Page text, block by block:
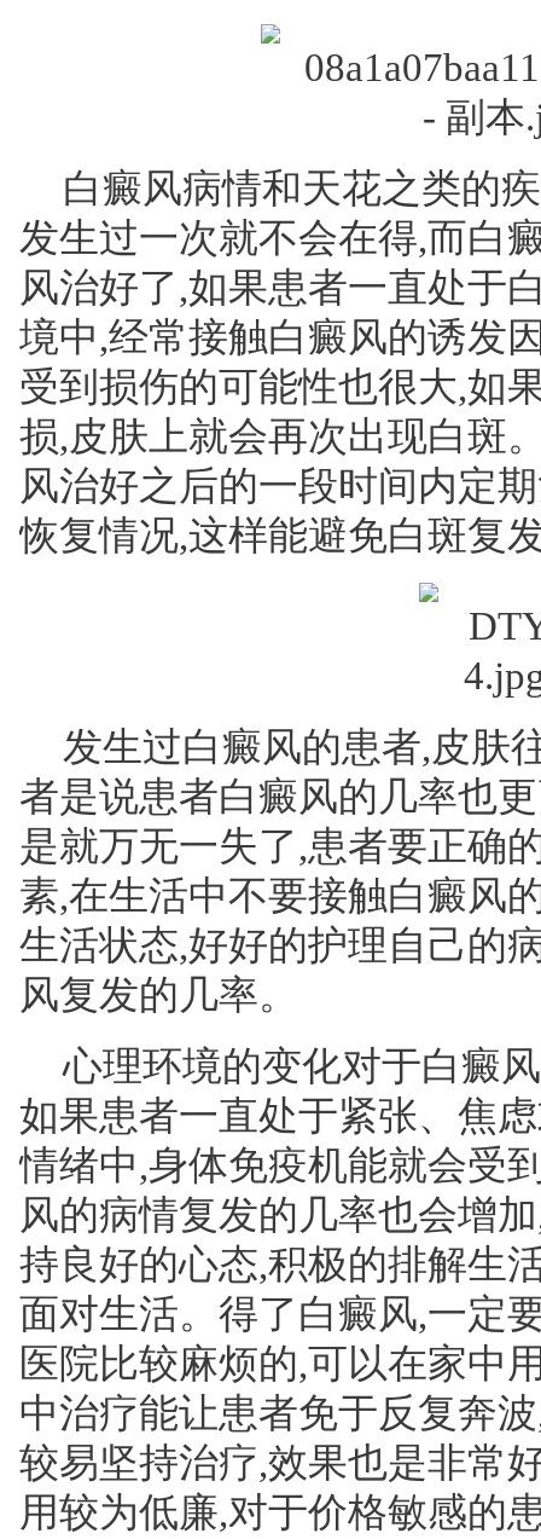
白癜风病情和天花之类的
发生过一次就不会在得,而白
风治好了,如果患者一直处于
境中,经常接触白癜风的诱发
受到损伤的可能性也很大,如
损,皮肤上就会再次出现白斑
风治好之后的一段时间内定
恢复情况,这样能避免白斑复
发生过白癜风的患者,皮肤
者是说患者白癜风的几率也
是就万无一失了,患者要正确
素,在生活中不要接触白癜风
生活状态,好好的护理自己的
风复发的几率。
心理环境的变化对于白癜
如果患者一直处于紧张、焦
情绪中,身体免疫机能就会受
风的病情复发的几率也会增
持良好的心态,积极的排解生
面对生活。得了白癜风,一定
医院比较麻烦的,可以在家中
中治疗能让患者免于反复奔
较易坚持治疗,效果也是非常
用较为低廉,对于价格敏感的